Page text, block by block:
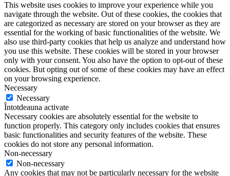
This website uses cookies to improve your experience while you
navigate through the website. Out of these cookies, the cookies that
are categorized as necessary are stored on your browser as they are
essential for the working of basic functionalities of the website. We
also use third-party cookies that help us analyze and understand how
you use this website. These cookies will be stored in your browser
only with your consent. You also have the option to opt-out of these
cookies. But opting out of some of these cookies may have an effect
on your browsing experience.
Necessary
Necessary
Întotdeauna activate
Necessary cookies are absolutely essential for the website to
function properly. This category only includes cookies that ensures
basic functionalities and security features of the website. These
cookies do not store any personal information.
Non-necessary
Non-necessary
Any cookies that may not be particularly necessary for the website